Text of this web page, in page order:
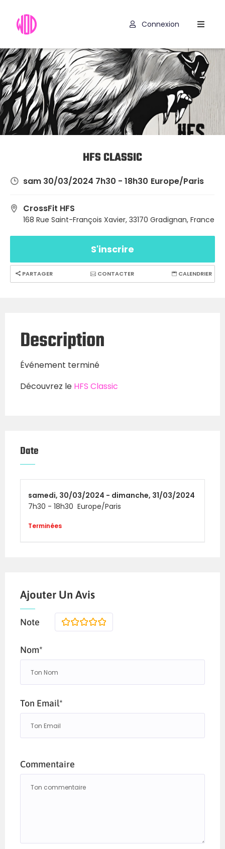
Hyrox
Programmes
WOD
Exercices
Codes
Promo
Connexion
HFS CLASSIC
sam 30/03/2024 7h30 - 18h30 Europe/Paris
CrossFit HFS
168 Rue Saint-François Xavier, 33170 Gradignan, France
S'inscrire
PARTAGER CONTACTER CALENDRIER
Description
Événement terminé
Découvrez le HFS Classic
Date
samedi, 30/03/2024 - dimanche, 31/03/2024
7h30 - 18h30 Europe/Paris
Terminées
Ajouter Un Avis
Note 5
4
3
2
Nom*
Ton Email*
Commentaire